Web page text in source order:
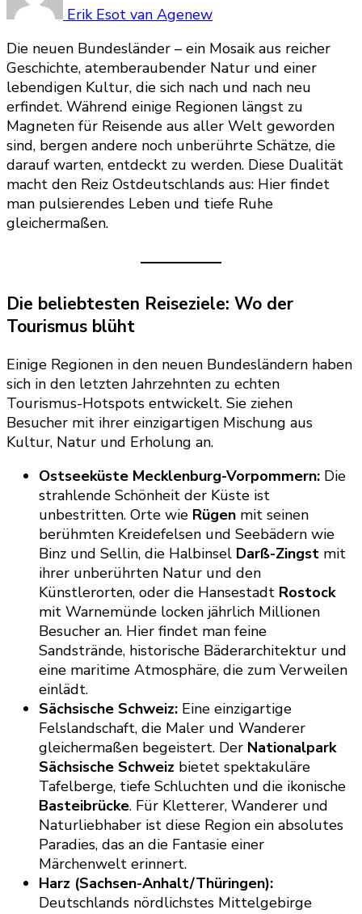
Erik Esot van Agenew
Die neuen Bundesländer – ein Mosaik aus reicher
Geschichte, atemberaubender Natur und einer
lebendigen Kultur, die sich nach und nach neu
erfindet. Während einige Regionen längst zu
Magneten für Reisende aus aller Welt geworden
sind, bergen andere noch unberührte Schätze, die
darauf warten, entdeckt zu werden. Diese Dualität
macht den Reiz Ostdeutschlands aus: Hier findet
man pulsierendes Leben und tiefe Ruhe
gleichermaßen.
Die beliebtesten Reiseziele: Wo der
Tourismus blüht
Einige Regionen in den neuen Bundesländern haben
sich in den letzten Jahrzehnten zu echten
Tourismus-Hotspots entwickelt. Sie ziehen
Besucher mit ihrer einzigartigen Mischung aus
Kultur, Natur und Erholung an.
Ostseeküste Mecklenburg-Vorpommern: Die
strahlende Schönheit der Küste ist
unbestritten. Orte wie Rügen mit seinen
berühmten Kreidefelsen und Seebädern wie
Binz und Sellin, die Halbinsel Darß-Zingst mit
ihrer unberührten Natur und den
Künstlerorten, oder die Hansestadt Rostock
mit Warnemünde locken jährlich Millionen
Besucher an. Hier findet man feine
Sandstrände, historische Bäderarchitektur und
eine maritime Atmosphäre, die zum Verweilen
einlädt.
Sächsische Schweiz: Eine einzigartige
Felslandschaft, die Maler und Wanderer
gleichermaßen begeistert. Der Nationalpark
Sächsische Schweiz bietet spektakuläre
Tafelberge, tiefe Schluchten und die ikonische
Basteibrücke. Für Kletterer, Wanderer und
Naturliebhaber ist diese Region ein absolutes
Paradies, das an die Fantasie einer
Märchenwelt erinnert.
Harz (Sachsen-Anhalt/Thüringen):
Deutschlands nördlichstes Mittelgebirge